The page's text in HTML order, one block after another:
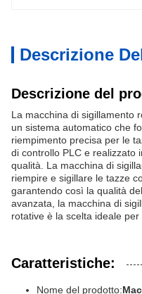
Descrizione
Descrizione del
La macchina di sigillamento
un sistema automatico che
riempimento precisa per le
di controllo PLC e realizzato
qualità. La macchina di
riempire e sigillare le tazze
garantendo così la qualità
avanzata, la macchina di
rotative è la scelta ideale
Caratteristiche:
Nome del prodotto: